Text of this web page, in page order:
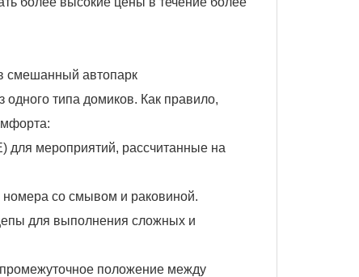
смешанный автопарк
типа домиков. Как правило,
для мероприятий, рассчитанные на
со смывом и раковиной.
для выполнения сложных и
положение между